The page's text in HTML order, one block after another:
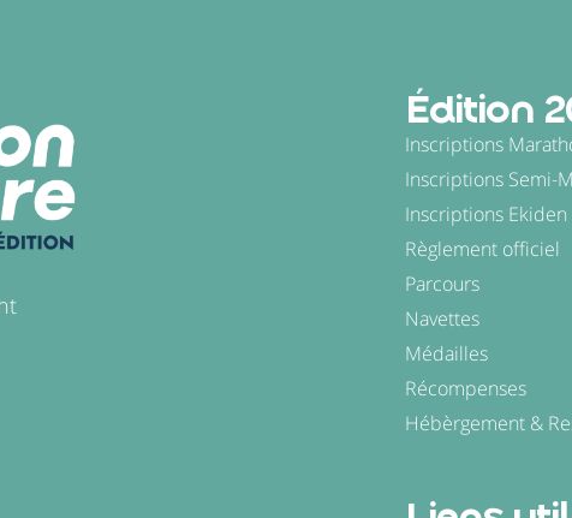
Édition
Inscriptions
Inscriptions Semi-
Inscriptions Ekiden
Règlement officiel
Parcours
Navettes
Médailles
Récompenses
Hébèrgement &